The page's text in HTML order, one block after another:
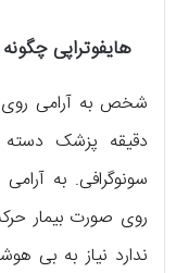
هایفوتراپی
دقیقه پزشک دسته
سونوگرافی. به
روی صورت بیمار
ندارد نیاز به بی